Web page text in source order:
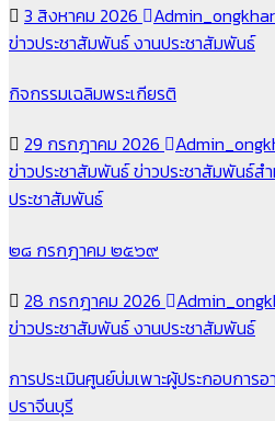
3 สิงหาคม 2026
ข่าวประชาสัมพันธ์งานประชาสัมพันธ์
กิจกรรมเฉลิมพระเกียรติ
29 กรกฎาคม 2026
ข่าวประชาสัมพันธ์ข่าวประชาสัมพันธ์ส
ประชาสัมพันธ์
๒๘ กรกฎาคม ๒๕๖๙
28 กรกฎาคม 2026
ข่าวประชาสัมพันธ์งานประชาสัมพันธ์
การประเมินศูนย์บ่มเพาะผู้ประกอบการ
ปราจีนบุรี